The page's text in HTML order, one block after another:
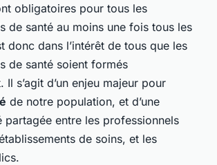
obligatoires pour tous les
de santé au moins une fois tous les
donc dans l’intérêt de tous que les
de santé soient formés
Il s’agit d’un enjeu majeur pour
de notre population, et d’une
partagée entre les professionnels
de soins, et les